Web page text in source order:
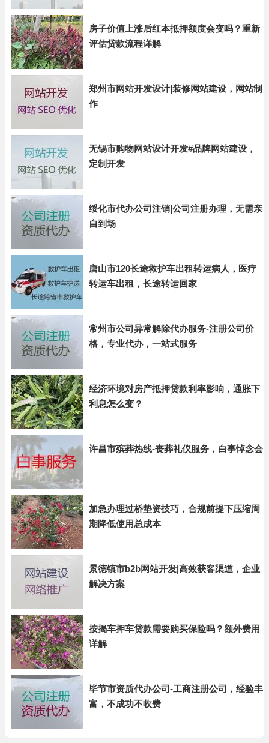
房子价值上涨后红本抵押额度会变吗？重新
评估贷款流程详解
郑州市网站开发设计|装修网站建设，网站制
作
无锡市购物网站设计开发#品牌网站建设，
定制开发
绥化市代办公司注销|公司注册办理，无需亲
自到场
唐山市120长途救护车出租转运病人，医疗
转运车出租，长途转运回家
常州市公司异常解除代办服务-注册公司价
格，专业代办，一站式服务
经济环境对房产抵押贷款利率影响，通胀下
利息怎么变？
许昌市殡葬热线-丧葬礼仪服务，白事悼念会
加急办理过桥垫资技巧，合规前提下压缩周
期降低使用总成本
景德镇市b2b网站开发|高效获客渠道，企业
解决方案
按揭车押车贷款需要购买保险吗？额外费用
详解
毕节市资质代办公司-工商注册公司，经验丰
富，不成功不收费